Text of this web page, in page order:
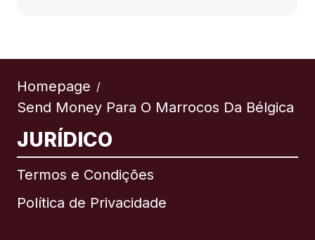
Homepage /
Send Money Para O Marrocos Da Bélgica
JURÍDICO
Termos e Condições
Política de Privacidade